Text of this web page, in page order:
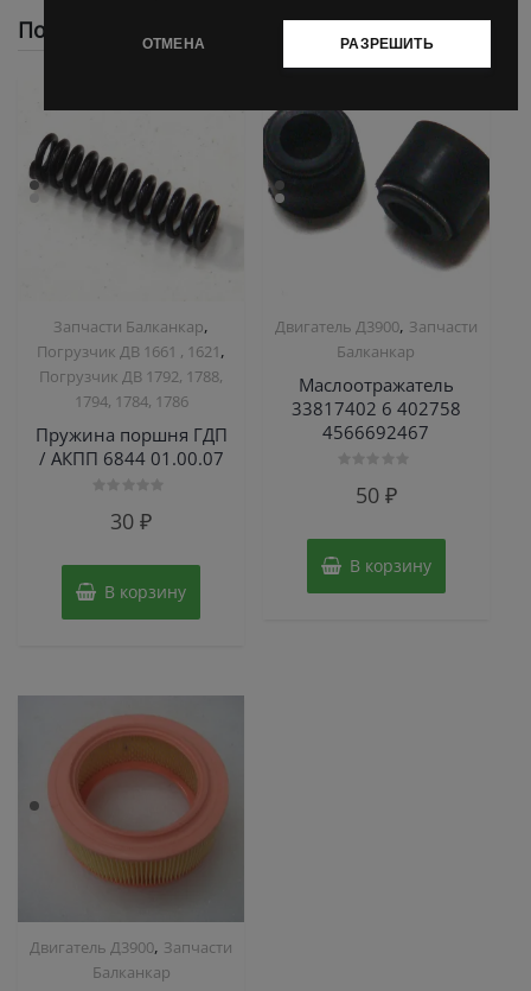
ОТМЕНА РАЗРЕШИТЬ
Похожие
Запчасти Балканкар,
Погрузчик ДВ 1661 , 1621,
Погрузчик ДВ 1792, 1788,
1794, 1784, 1786
Пружина поршня ГДП
/ АКПП 6844 01.00.07
30₽
В корзину
Двигатель Д3900, Запчасти
Балканкар
Маслоотражатель
33817402 6 402758
4566692467
50 ₽
В корзину
Двигатель Д3900, Запчасти
Балканкар